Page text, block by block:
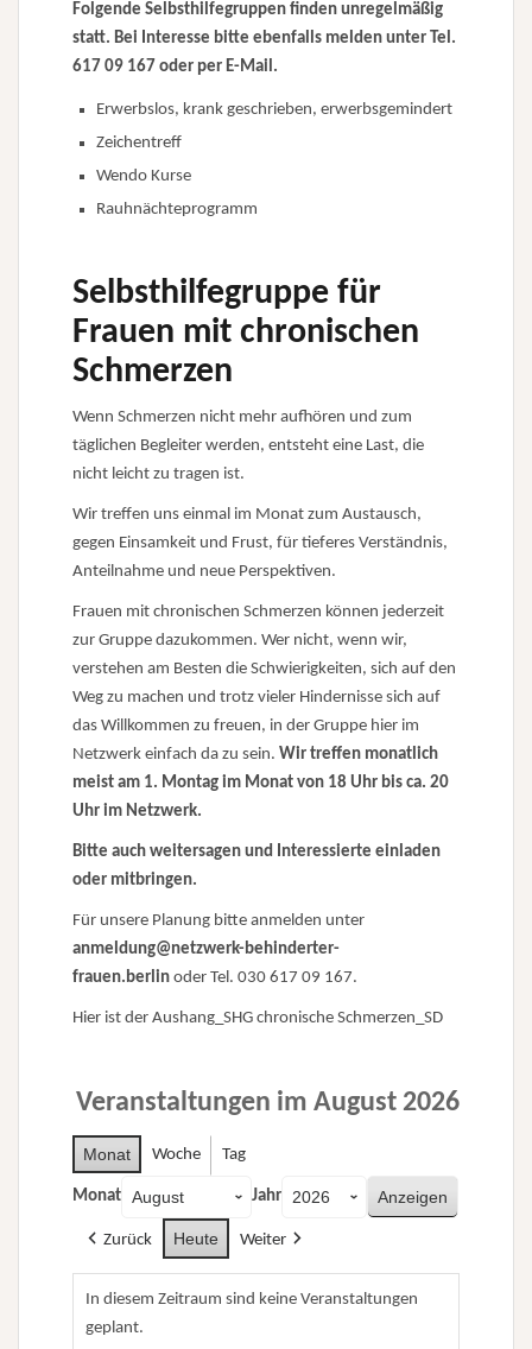
Folgende Selbsthilfegruppen finden unregelmäßig
statt. Bei Interesse bitte ebenfalls melden unter Tel.
617 09 167 oder per E-Mail.
Erwerbslos, krank geschrieben, erwerbsgemindert
Zeichentreff
Wendo Kurse
Rauhnächteprogramm
Selbsthilfegruppe für
Frauen mit chronischen
Schmerzen
Wenn Schmerzen nicht mehr aufhören und zum
täglichen Begleiter werden, entsteht eine Last, die
nicht leicht zu tragen ist.
Wir treffen uns einmal im Monat zum Austausch,
gegen Einsamkeit und Frust, für tieferes Verständnis,
Anteilnahme und neue Perspektiven.
Frauen mit chronischen Schmerzen können jederzeit
zur Gruppe dazukommen. Wer nicht, wenn wir,
verstehen am Besten die Schwierigkeiten, sich auf den
Weg zu machen und trotz vieler Hindernisse sich auf
das Willkommen zu freuen, in der Gruppe hier im
Netzwerk einfach da zu sein. Wir treffen monatlich
meist am 1. Montag im Monat von 18 Uhr bis ca. 20
Uhr im Netzwerk.
Bitte auch weitersagen und Interessierte einladen
oder mitbringen.
Für unsere Planung bitte anmelden unter
anmeldung@netzwerk-behinderter-
frauen.berlin oder Tel. 030 617 09 167.
Hier ist der Aushang_SHG chronische Schmerzen_SD
Veranstaltungen im August 2026
Monat Woche Tag
Monat Jahr
Zurück Heute Weiter
In diesem Zeitraum sind keine Veranstaltungen
geplant.